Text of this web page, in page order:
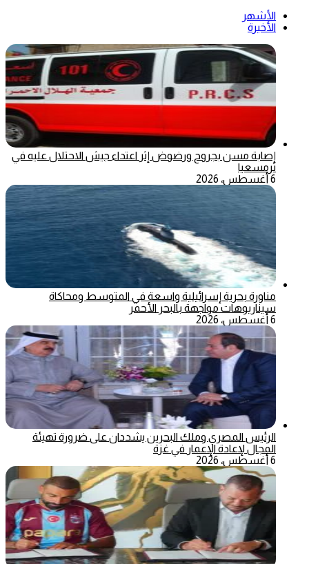
الأشهر
الأخيرة
إصابة مسن بجروح ورضوض إثر اعتداء جيش الاحتلال عليه في
ترمسعيا
6 أغسطس، 2026
مناورة بحرية إسرائيلية واسعة في المتوسط ومحاكاة
سيناريوهات مواجهة بالبحر الأحمر
6 أغسطس، 2026
الرئيس المصري وملك البحرين يشددان على ضرورة تهيئة
المجال لإعادة الإعمار في غزة
6 أغسطس، 2026